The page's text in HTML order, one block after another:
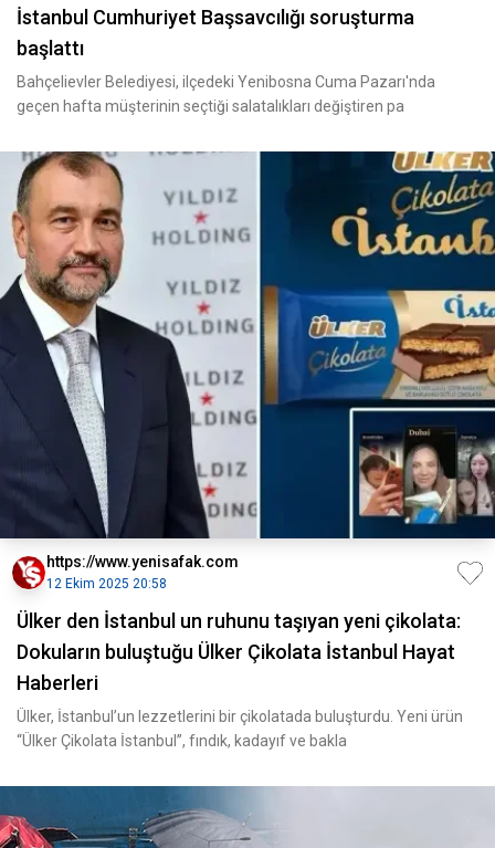
İstanbul Cumhuriyet Başsavcılığı soruşturma
başlattı
Bahçelievler Belediyesi, ilçedeki Yenibosna Cuma Pazarı'nda
geçen hafta müşterinin seçtiği salatalıkları değiştiren pa
https://www.yenisafak.com
12 Ekim 2025 20:58
Ülker den İstanbul un ruhunu taşıyan yeni çikolata:
Dokuların buluştuğu Ülker Çikolata İstanbul Hayat
Haberleri
Ülker, İstanbul’un lezzetlerini bir çikolatada buluşturdu. Yeni ürün
“Ülker Çikolata İstanbul”, fındık, kadayıf ve bakla